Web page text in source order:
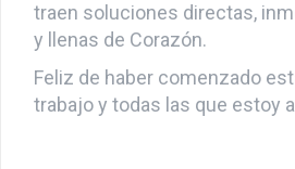
traen soluciones directas,
y llenas de Corazón.
Feliz de haber comenzado
trabajo y todas las que estoy